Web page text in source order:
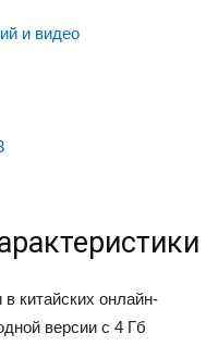
и видео
китайских онлайн-
версии с 4 Гб